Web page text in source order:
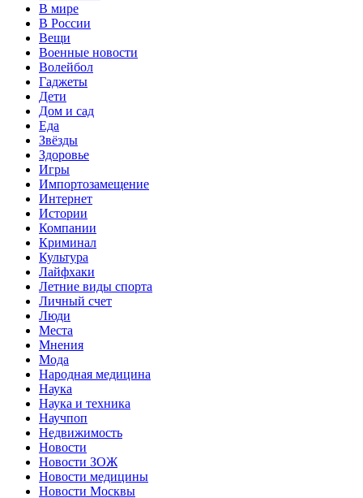
В мире
В России
Вещи
Военные новости
Волейбол
Гаджеты
Дети
Дом и сад
Еда
Звёзды
Здоровье
Игры
Импортозамещение
Интернет
Истории
Компании
Криминал
Культура
Лайфхаки
Летние виды спорта
Личный счет
Люди
Места
Мнения
Мода
Народная медицина
Наука
Наука и техника
Научпоп
Недвижимость
Новости
Новости ЗОЖ
Новости медицины
Новости Москвы